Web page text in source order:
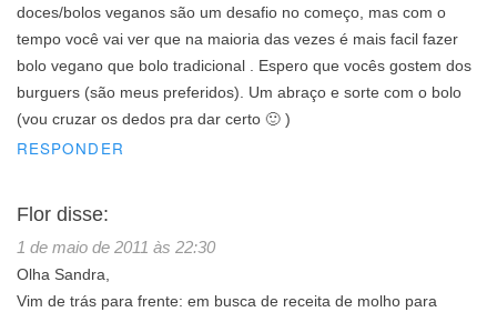
doces/bolos veganos são um desafio no começo, mas com o
tempo você vai ver que na maioria das vezes é mais facil fazer
bolo vegano que bolo tradicional . Espero que vocês gostem dos
burguers (são meus preferidos). Um abraço e sorte com o bolo
(vou cruzar os dedos pra dar certo 🙂 )
RESPONDER
Flor disse:
1 de maio de 2011 às 22:30
Olha Sandra,
Vim de trás para frente: em busca de receita de molho para